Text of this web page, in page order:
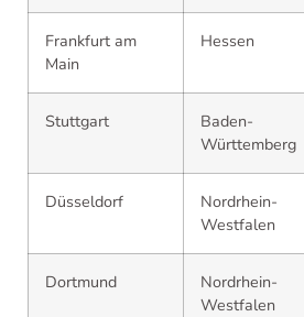
Frankfurt am
Main
Hessen
Stuttgart
Baden-
Württemberg
Düsseldorf
Nordrhein-
Westfalen
Dortmund
Nordrhein-
Westfalen